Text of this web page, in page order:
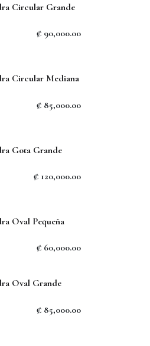
Circular Grande
₡ 90,000.00
Circular Mediana
₡ 85,000.00
Gota Grande
₡ 120,000.00
Oval Pequeña
₡ 60,000.00
Oval Grande
₡ 85,000.00